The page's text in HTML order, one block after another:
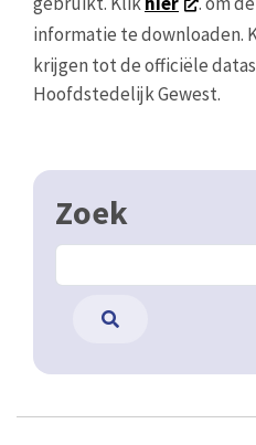
informatie te downloaden.
krijgen tot de officiële
Hoofdstedelijk Gewest.
Zoek